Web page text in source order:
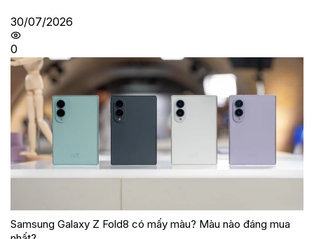
30/07/2026
0
Samsung Galaxy Z Fold8 có mấy màu? Màu nào đáng mua